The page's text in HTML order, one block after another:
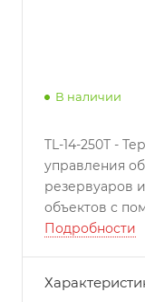
В наличии
TL-14-250Т -
управления
резервуаров
объектов с
кабелей СНКТ,
Подробности